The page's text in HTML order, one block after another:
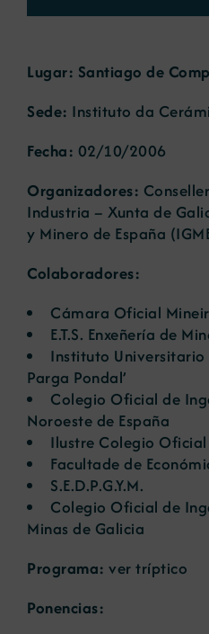
Portal de empleo
Lugar: Santiago de
Sede: Instituto da
Fecha: 02/10/2006
Organizadores:
Industria – Xunta de
y Minero de España
Colaboradores:
Cámara Oficial
E.T.S. Enxeñería de
Instituto Universitario
Parga Pondal’
Colegio Oficial de
Noroeste de España
Ilustre Colegio
Facultade de
S.E.D.P.G.Y.M.
Colegio Oficial de
Minas de Galicia
Programa: ver tríptico
Ponencias: